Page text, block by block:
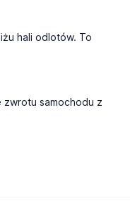
hali odlotów. To
samochodu z